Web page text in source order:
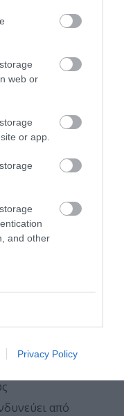
web or
or app.
and other
Privacy Policy
πολύ
των
διαβήτη
επί
η
από